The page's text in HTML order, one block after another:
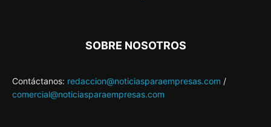
SOBRE NOSOTROS
Contáctanos: redaccion@noticiasparaempresas.com /
comercial@noticiasparaempresas.com